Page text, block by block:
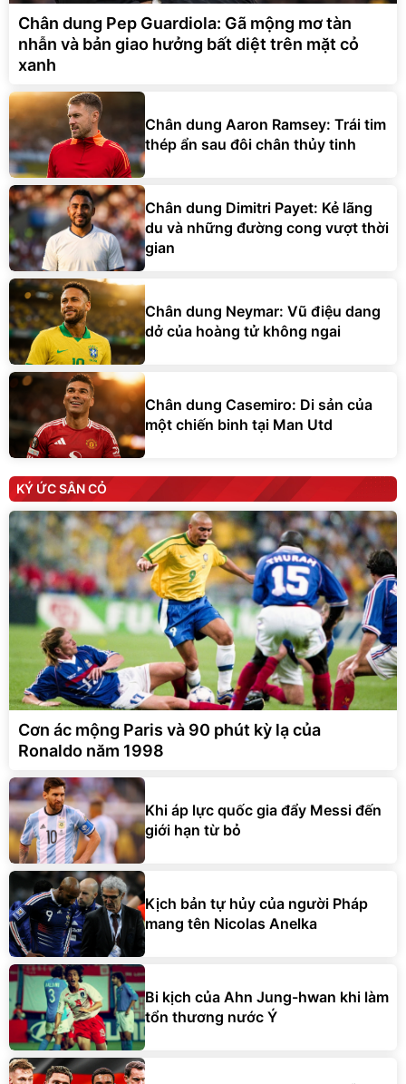
Chân dung Pep Guardiola: Gã mộng mơ tàn
nhẫn và bản giao hưởng bất diệt trên mặt cỏ
xanh
Chân dung Aaron Ramsey: Trái tim
thép ẩn sau đôi chân thủy tinh
Chân dung Dimitri Payet: Kẻ lãng
du và những đường cong vượt thời
gian
Chân dung Neymar: Vũ điệu dang
dở của hoàng tử không ngai
Chân dung Casemiro: Di sản của
một chiến binh tại Man Utd
KÝ ỨC SÂN CỎ
Cơn ác mộng Paris và 90 phút kỳ lạ của
Ronaldo năm 1998
Khi áp lực quốc gia đẩy Messi đến
giới hạn từ bỏ
Kịch bản tự hủy của người Pháp
mang tên Nicolas Anelka
Bi kịch của Ahn Jung-hwan khi làm
tổn thương nước Ý